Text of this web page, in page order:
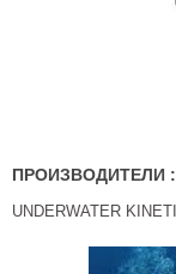
ПРОИЗВОДИТЕЛИ :
UNDERWATER